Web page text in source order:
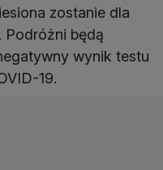
zostanie dla
Podróżni będą
wynik testu
19.